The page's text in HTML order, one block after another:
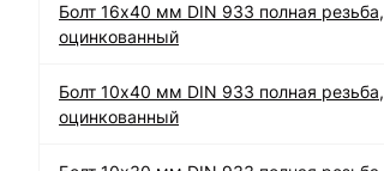
Болт 16х40 мм DIN 933 полная резьба,
оцинкованный
Болт 10х40 мм DIN 933 полная резьба,
оцинкованный